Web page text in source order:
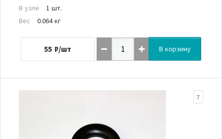
В узле
1 шт.
Вес
0.064 кг
55 ₽/шт В корзину
7